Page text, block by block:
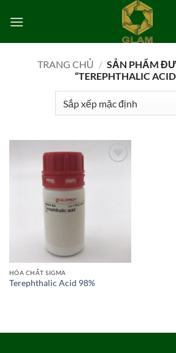
qua
TRANG CHỦ / SẢN PHẨM
“TEREPHTHALIC
HÓA CHẤT SIGMA
Terephthalic Acid 98%